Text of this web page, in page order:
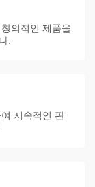
의적인 제품을
.
지속적인 판